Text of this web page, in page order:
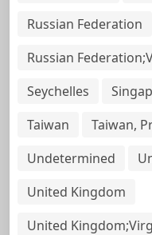
Russian Federation
Russian
Seychelles
Taiwan
Taiwan,
Undetermined
United Kingdom
United